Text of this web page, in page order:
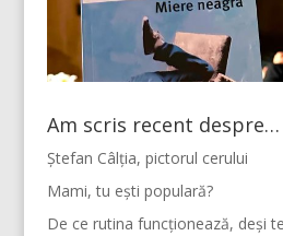
Am scris recent despre…
Ștefan Câlția, pictorul cerului
Mami, tu ești populară?
De ce rutina funcționează, deși